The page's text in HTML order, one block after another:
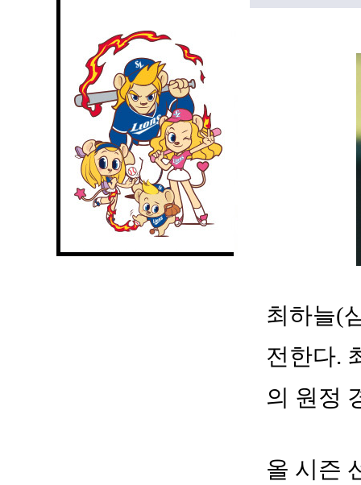
최하늘(
전한다.
의 원정
올 시즌